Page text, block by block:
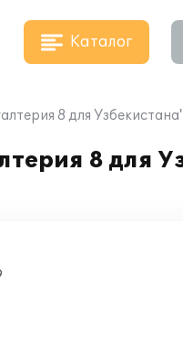
Каталог
8 для
8 для